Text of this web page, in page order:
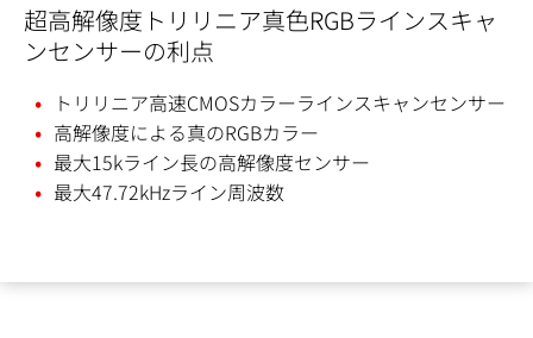
超高解像度トリリニア真色RGBラインスキャ
ンセンサーの利点
トリリニア高速CMOSカラーラインスキャンセンサー
高解像度による真のRGBカラー
最大15kライン長の高解像度センサー
最大47.72kHzライン周波数